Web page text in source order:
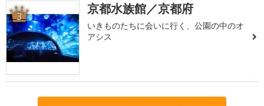
3 京都水族館／京都府
いきものたちに会いに行く、公園の中のオ
アシス